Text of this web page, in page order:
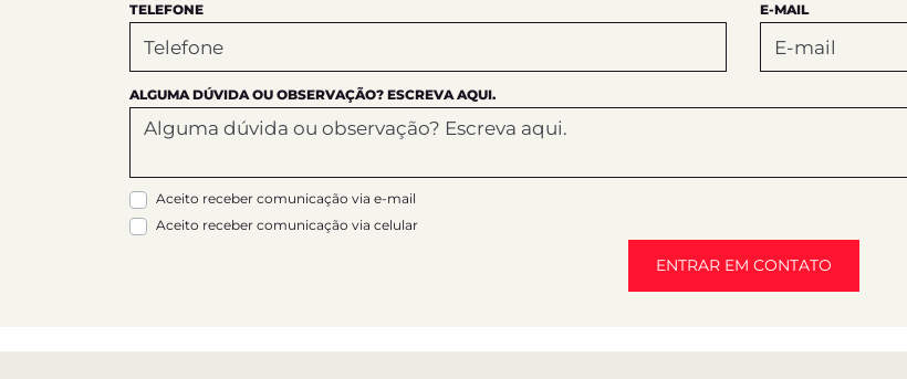
TELEFONE E-MAIL
ALGUMA DÚVIDA OU OBSERVAÇÃO? ESCREVA AQUI.
Aceito receber comunicação via e-mail
Aceito receber comunicação via celular
ENTRAR EM CONTATO